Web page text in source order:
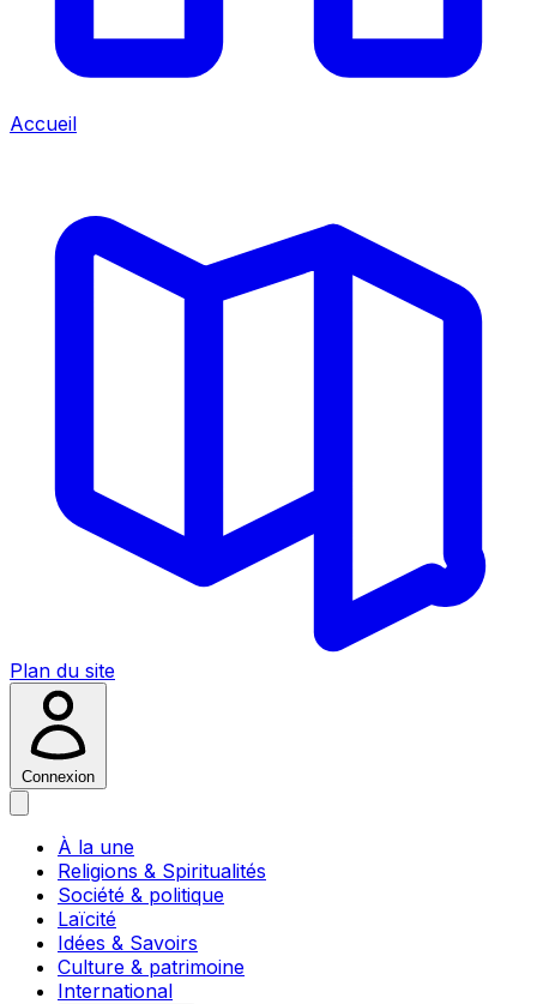
Accueil
Plan du site
Connexion
À la une
Religions & Spiritualités
Société & politique
Laïcité
Idées & Savoirs
Culture & patrimoine
International